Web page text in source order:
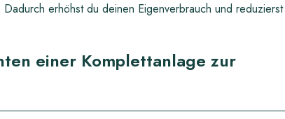
erhöhst du deinen Eigenverbrauch und reduzierst
einer Komplettanlage zur